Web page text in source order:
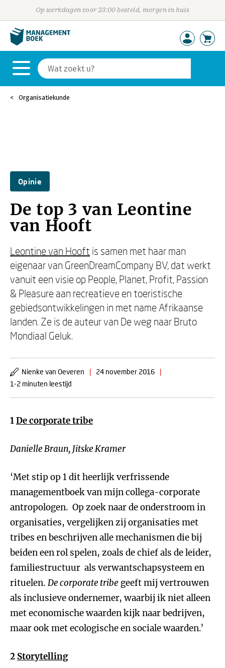
Op werkdagen voor 23:00 besteld, morgen in huis
Organisatiekunde
Opinie
De top 3 van Leontine
van Hooft
Leontine van Hooft is samen met haar man
eigenaar van GreenDreamCompany BV, dat werkt
vanuit een visie op People, Planet, Profit, Passion
& Pleasure aan recreatieve en toeristische
gebiedsontwikkelingen in met name Afrikaanse
landen. Ze is de auteur van De weg naar Bruto
Mondiaal Geluk.
Nienke van Oeveren | 24 november 2016
|
1-2 minuten leestijd
1De corporate tribe
Danielle Braun, Jitske Kramer
‘Met stip op 1 dit heerlijk verfrissende
managementboek van mijn collega-corporate
antropologen. Op zoek naar de onderstroom in
organisaties, vergelijken zij organisaties met
tribes en beschrijven alle mechanismen die bij
beiden een rol spelen, zoals de chief als de leider,
familiestructuur als verwantschapsysteem en
rituelen. De corporate tribe geeft mij vertrouwen
als inclusieve ondernemer, waarbij ik niet alleen
met economische waarden kijk naar bedrijven,
maar ook met ecologische en sociale waarden.’
2 Storytelling